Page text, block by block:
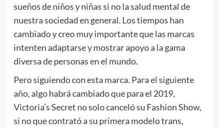
sueños de niños y niñas si no la salud mental de
nuestra sociedad en general. Los tiempos han
cambiado y creo muy importante que las marcas
intenten adaptarse y mostrar apoyo a la gama
diversa de personas en el mundo.
Pero siguiendo con esta marca. Para el siguiente
año, algo habrá cambiado que para el 2019,
Victoria’s Secret no solo canceló su Fashion Show,
si no que contrató a su primera modelo trans,